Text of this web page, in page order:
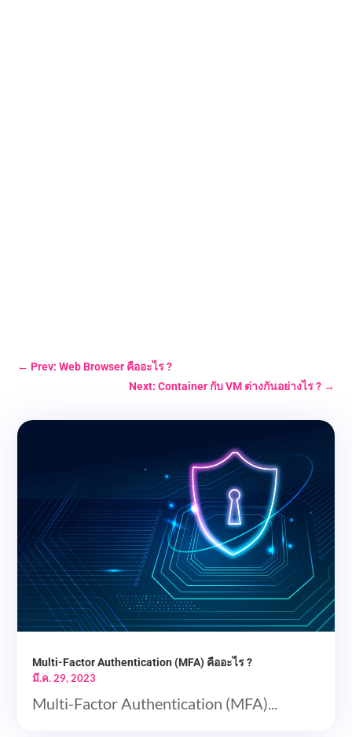
←Prev: Web Browser คืออะไร ?
Next: Container กับ VM ต่างกันอย่างไร ?→
Multi-Factor Authentication (MFA) คืออะไร ?
มี.ค. 29, 2023
Multi-Factor Authentication (MFA)...